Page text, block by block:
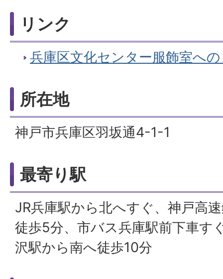
リンク
兵庫区文化センター服飾室へ
所在地
神戸市兵庫区羽坂通4-1-1
最寄り駅
JR兵庫駅から北へすぐ、神戸高
徒歩5分、市バス兵庫駅前下車す
沢駅から南へ徒歩10分